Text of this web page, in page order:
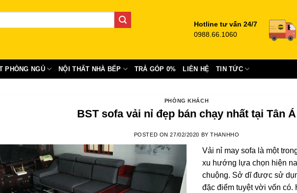
Hotline tư vấn 24/7
0988.66.1060
PHÒNG NGỦ NỘI THẤT NHÀ BẾP TRẢ GÓP 0% LIÊN HỆ TIN TỨC
PHÒNG KHÁCH
BST sofa vải nỉ đẹp bán chạy nhất tại Tân Á
POSTED ON27/02/2020 BYTHANHHO
Vải nỉ may sofa là một
xu hướng lựa chọn hiện
chuộng. Sở dĩ được sử
đặc điểm tuyệt vời vốn có.